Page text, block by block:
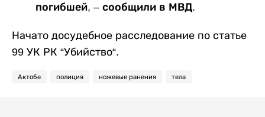
погибшей, – сообщили в МВД.
Начато досудебное расследование по статье
99 УК РК “Убийство“.
Актобе полиция ножевые ранения тела